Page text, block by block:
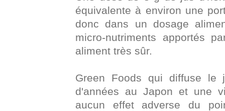
équivalente à environ une
donc dans un dosage
micro-nutriments apportés
aliment très sûr.
Green Foods qui diffuse le
d'années au Japon et une
aucun effet adverse du